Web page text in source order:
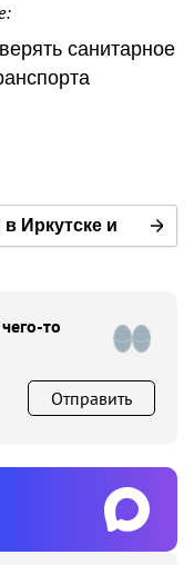
санитарное
Иркутске и
то
Отправить